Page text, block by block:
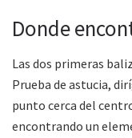
Donde
Las dos primeras
Prueba de astucia,
punto cerca del
encontrando un